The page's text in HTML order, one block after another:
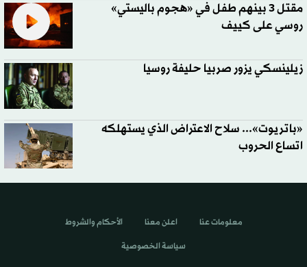
مقتل 3 بينهم طفل في «هجوم باليستي»
روسي على كييف
زيلينسكي يزور صربيا حليفة روسيا
«باتريوت»... سلاح الاعتراض الذي يستهلكه
اتساع الحروب
معلومات عنا اعلن معنا الأحكام والشروط
سياسة الخصوصية